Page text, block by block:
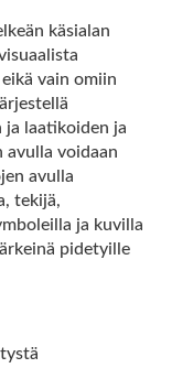
käsialan
vain omiin
ja laatikoiden ja
avulla voidaan
avulla
tekijä,
ja kuvilla
pidetyille